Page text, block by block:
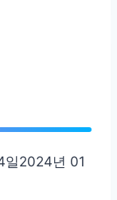
일2024년 01